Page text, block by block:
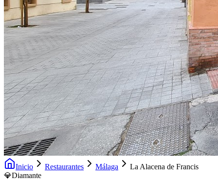
Inicio Restaurantes Málaga
La Alacena de Francis
💎Diamante